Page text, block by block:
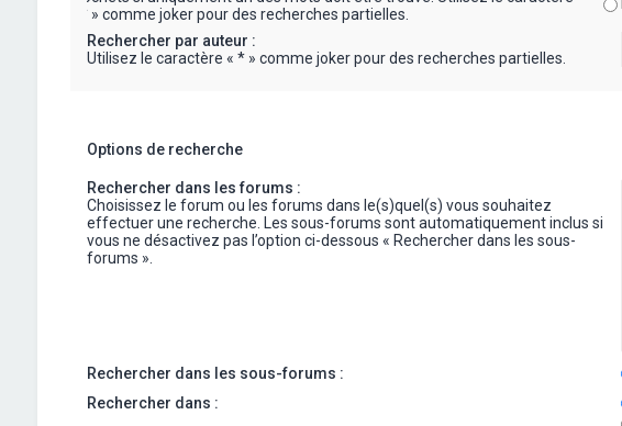
« * » comme joker pour des recherches partielles.
Rechercher par auteur :
Utilisez le caractère « * » comme joker pour des recherches partielles.
Options de recherche
Rechercher dans les forums :
Choisissez le forum ou les forums dans le(s)quel(s) vous souhaitez
effectuer une recherche. Les sous-forums sont automatiquement inclus si
vous ne désactivez pas l’option ci-dessous « Rechercher dans les sous-
forums ».
Rechercher dans les sous-forums :
Rechercher dans :